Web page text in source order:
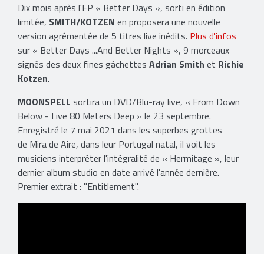
Dix mois après l'EP « Better Days », sorti en édition
limitée, SMITH/KOTZEN en proposera une nouvelle
version agrémentée de 5 titres live inédits. Plus d'infos
sur « Better Days ...And Better Nights », 9 morceaux
signés des deux fines gâchettes Adrian Smith et Richie
Kotzen.
MOONSPELL sortira un DVD/Blu-ray live, « From Down
Below - Live 80 Meters Deep » le 23 septembre.
Enregistré le 7 mai 2021 dans les superbes grottes
de Mira de Aire, dans leur Portugal natal, il voit les
musiciens interpréter l'intégralité de « Hermitage », leur
dernier album studio en date arrivé l'année dernière.
Premier extrait : "Entitlement".